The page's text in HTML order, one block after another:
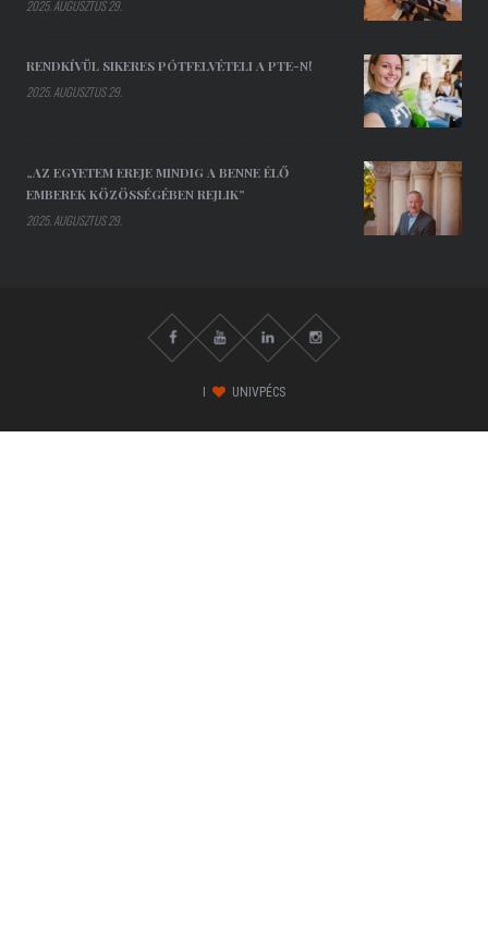
2025. AUGUSZTUS 29.
RENDKÍVÜL SIKERES PÓTFELVÉTELI A PTE-N!
2025. AUGUSZTUS 29.
„AZ EGYETEM EREJE MINDIG A BENNE ÉLŐ
EMBEREK KÖZÖSSÉGÉBEN REJLIK”
2025. AUGUSZTUS 29.
I UNIVPÉCS